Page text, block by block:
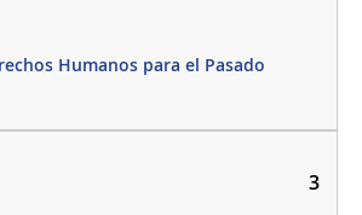
Humanos para el Pasado
3